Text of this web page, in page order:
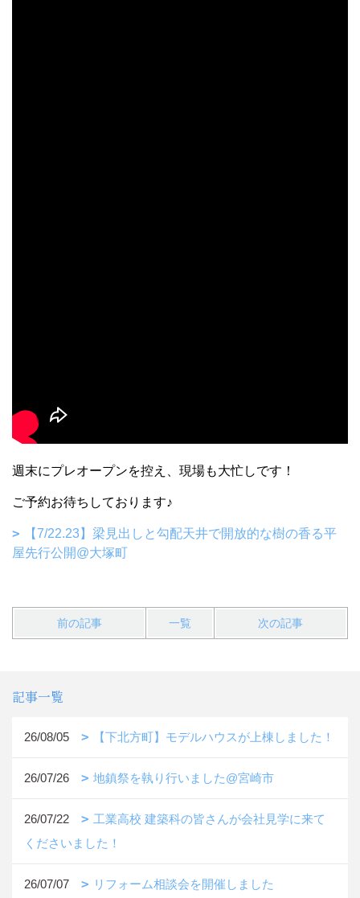
週末にプレオープンを控え、現場も大忙しです！
ご予約お待ちしております♪
【7/22.23】梁見出しと勾配天井で開放的な樹の香る平
屋先行公開@大塚町
前の記事 一覧 次の記事
記事一覧
26/08/05 【下北方町】モデルハウスが上棟しました！
26/07/26 地鎮祭を執り行いました@宮崎市
26/07/22
工業高校 建築科の皆さんが会社見学に来て
くださいました！
26/07/07 リフォーム相談会を開催しました